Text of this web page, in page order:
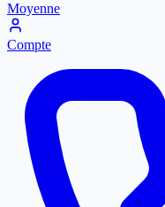
Moyenne
Compte